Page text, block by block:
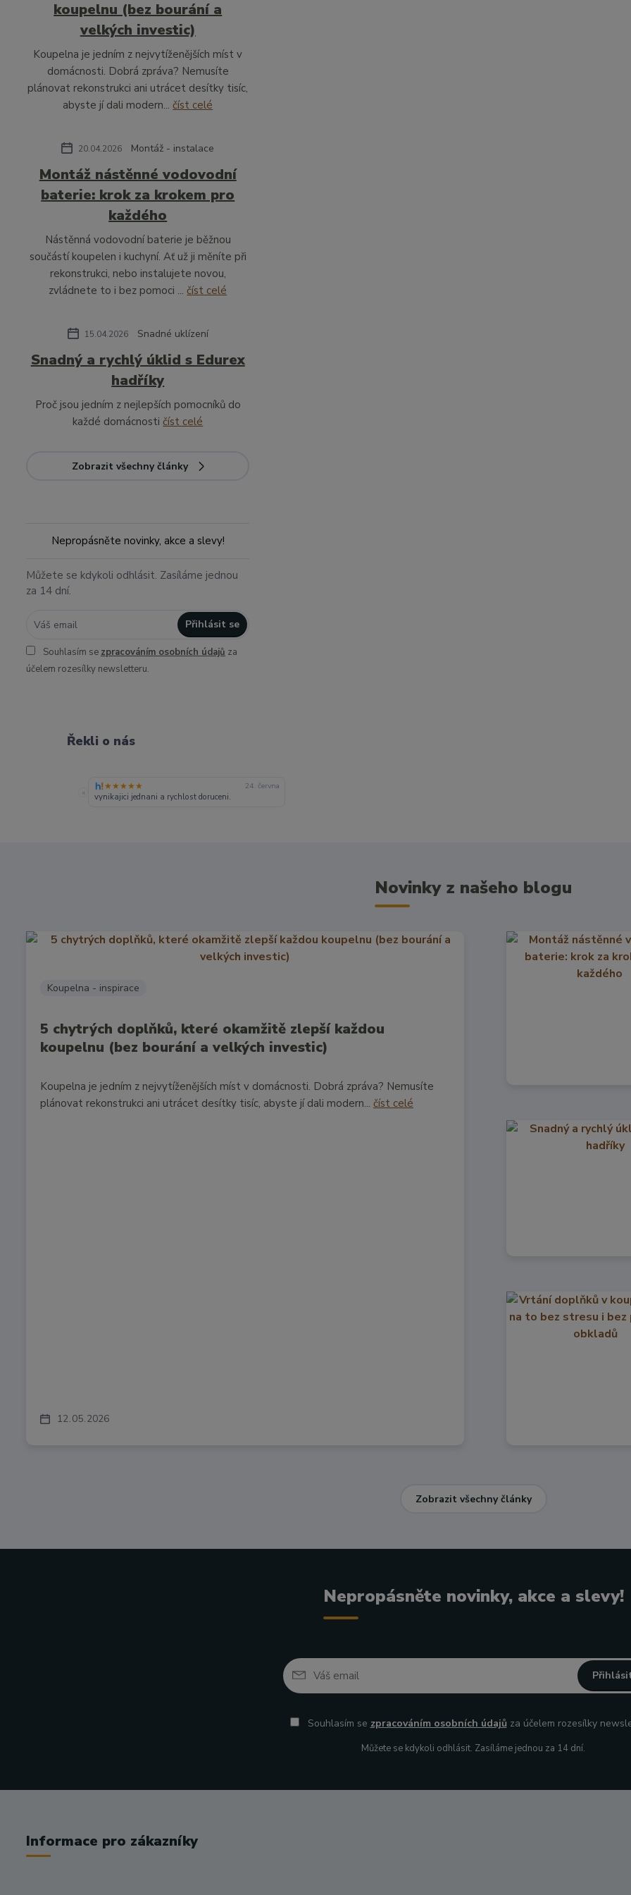
koupelnu (bez bourání a
velkých investic)
Koupelna je jedním z nejvytíženějších míst v
domácnosti. Dobrá zpráva? Nemusíte
plánovat rekonstrukci ani utrácet desítky tisíc,
abyste jí dali modern...číst celé
20.04.2026 Montáž - instalace
Montáž nástěnné vodovodní
baterie: krok za krokem pro
každého
Nástěnná vodovodní baterie je běžnou
součástí koupelen i kuchyní. Ať už ji měníte při
rekonstrukci, nebo instalujete novou,
zvládnete to i bez pomoci ...číst celé
15.04.2026 Snadné uklízení
Snadný a rychlý úklid s Edurex
hadříky
Proč jsou jedním z nejlepších pomocníků do
každé domácnostičíst celé
Zobrazit všechny články
Nepropásněte novinky, akce a slevy!
Můžete se kdykoli odhlásit. Zasíláme jednou
za 14 dní.
Přihlásit se
Souhlasím se zpracováním osobních údajů za
účelem rozesílky newsletteru.
Řekli o nás
«
★★★★★ 24. června
vynikajici jednani a rychlost doruceni.
Novinky z našeho blogu
12 05 2026
Koupelna - inspirace
5 chytrých doplňků, které okamžitě zlepší každou
koupelnu (bez bourání a velkých investic)
Koupelna je jedním z nejvytíženějších míst v domácnosti. Dobrá zpráva? Nemusíte
plánovat rekonstrukci ani utrácet desítky tisíc, abyste jí dali modern... číst celé
Zobrazit všechny články
Nepropásněte novinky, akce a slevy!
Souhlasím se zpracováním osobních údajůza účelem rozesílky
Můžete se kdykoli odhlásit. Zasíláme jednou za 14 dní.
Informace pro zákazníky